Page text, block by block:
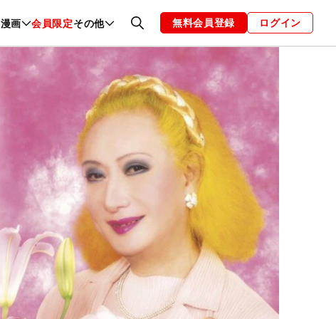
漫画 会員限定その他
ファッション 恋愛・結婚 編集部 お知らせ
無料会員登録 ログイン